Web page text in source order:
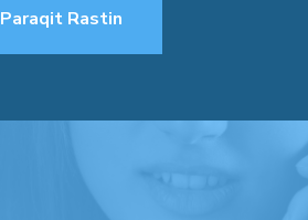
Paraqit Rastin